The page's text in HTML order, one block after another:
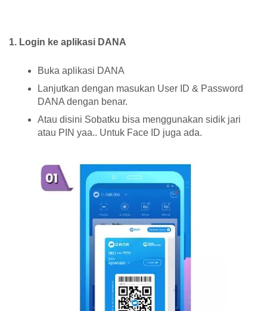
1. Login ke aplikasi DANA
Buka aplikasi DANA
Lanjutkan dengan masukan User ID & Password
DANA dengan benar.
Atau disini Sobatku bisa menggunakan sidik jari
atau PIN yaa.. Untuk Face ID juga ada.